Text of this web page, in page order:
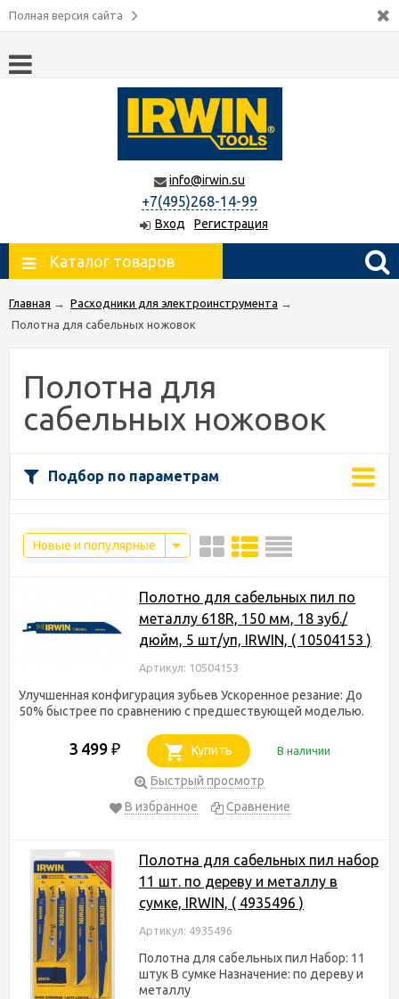
Полная версия сайта
info@irwin.su
+7(495)268-14-99
Вход Регистрация
Каталог товаров
Главная → Расходники для электроинструмента →
Полотна для сабельных ножовок
Полотна для
сабельных ножовок
Подбор по параметрам
Новые и популярные
Полотно для сабельных пил по
металлу 618R, 150 мм, 18 зуб./
дюйм, 5 шт/уп, IRWIN, ( 10504153 )
Артикул: 10504153
Улучшенная конфигурация зубьев Ускоренное резание: До
50% быстрее по сравнению с предшествующей моделью.
3 499 ₽ Купить В наличии
Быстрый просмотр
В избранное
Сравнение
Полотна для сабельных пил набор
11 шт. по дереву и металлу в
сумке, IRWIN, ( 4935496 )
Артикул: 4935496
Полотна для сабельных пил Набор: 11
штук В сумке Назначение: по дереву и
металлу